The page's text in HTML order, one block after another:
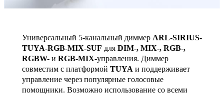
Универсальный 5-канальный диммер ARL-SIRIUS-
TUYA-RGB-MIX-SUF для DIM-, MIX-, RGB-,
RGBW- и RGB-MIX-управления. Диммер
совместим с платформой TUYA и поддерживает
управление через популярные голосовые
помощники. Возможно использование со всеми